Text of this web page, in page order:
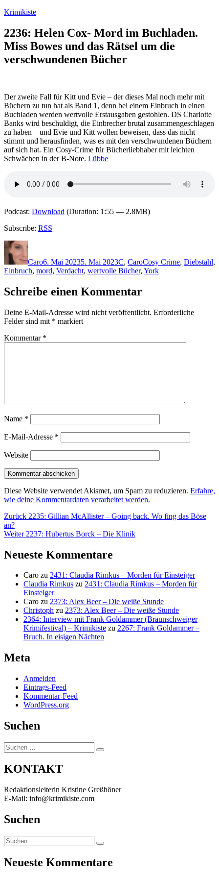
Zum
springen
Krimikiste
2236: Helen Cox- Mord im Buchladen.
Miss Bowes und das Rätsel um die
verschwundenen Bücher
Der zweite Fall für Kitt und Evie – der dieses Mal noch mehr mit
Büchern zu tun hat als Band 1, denn bei einem Einbruch in einen
Buchladen werden wertvolle Erstausgaben gestohlen. DS Charlotte
Banks wird beschuldigt, die Einbrecher brutal zusammengeschlagen
zu haben – und Evie und Kitt wollen beweisen, dass das nicht
stimmt und herausfinden, was es mit den verschwundenen Büchern
auf sich hat. Ein Cosy-Crime für Bücherliebhaber mit leichten
Schwächen in der B-Note. Lübbe
Podcast: Download (Duration: 1:55 — 2.8MB)
Subscribe: RSS
Autor
Caro6. Mai 20235. Mai 2023C, CaroCosy Crime, Diebstahl,
Einbruch, mord, Verdacht, wertvolle Bücher, York
Schreibe einen Kommentar
Deine E-Mail-Adresse wird nicht veröffentlicht. Erforderliche
Felder sind mit * markiert
Kommentar *
Name *
E-Mail-Adresse *
Website
Diese Website verwendet Akismet, um Spam zu reduzieren. Erfahre,
wie deine Kommentardaten verarbeitet werden.
Beitragsnavigation
Zurück Vorheriger
2235: Gillian McAllister – Going back. Wo fing das Böse
an?
Weiter Nächster
2237: Hubertus Borck – Die Klinik
Neueste Kommentare
Caro zu 2431: Claudia Rimkus – Morden für Einsteiger
Claudia Rimkus zu 2431: Claudia Rimkus – Morden für
Einsteiger
Caro zu 2373: Alex Beer – Die weiße Stunde
Christoph zu 2373: Alex Beer – Die weiße Stunde
2364: Interview mit Frank Goldammer (Braunschweiger
Krimifestival) – Krimikiste zu 2267: Frank Goldammer –
Bruch. In eisigen Nächten
Meta
Anmelden
Eintrags-Feed
Kommentar-Feed
WordPress.org
Suchen
Suchen
nach:
Suchen
KONTAKT
Redaktionsleiterin Kristine Greßhöner
E-Mail: info@krimikiste.com
Suchen
Suchen
nach:
Suchen
Neueste Kommentare